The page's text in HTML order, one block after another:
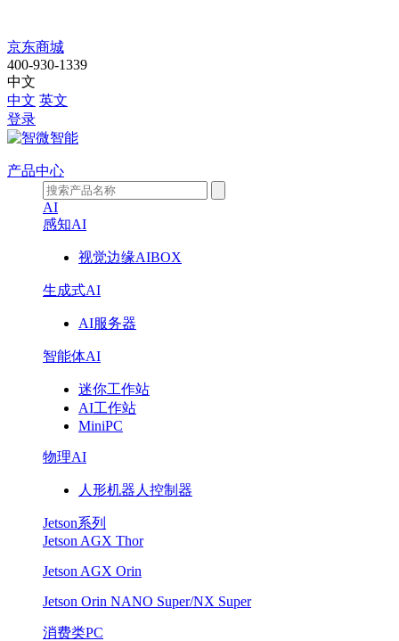
聚
焦
全
运
开，
——
京东商城
400-930-1339
中文
中文 英文
登录
产品中心
AI
感知AI
视觉边缘AIBOX
生成式AI
AI服务器
智能体AI
迷你工作站
AI工作站
MiniPC
物理AI
人形机器人控制器
Jetson系列
Jetson AGX Thor
Jetson AGX Orin
Jetson Orin NANO Super/NX Super
消费类PC